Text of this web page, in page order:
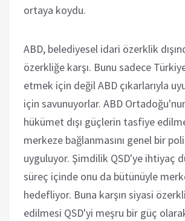
ortaya koydu.
ABD, belediyesel idari özerklik
özerkliğe karşı. Bunu sadece
etmek için değil ABD çıkarlarıyla
için savunuyorlar. ABD
hükümet dışı güçlerin tasfiye
merkeze bağlanmasını genel bir
uyguluyor. Şimdilik QSD'ye ihtiyaç
süreç içinde onu da bütünüyle
hedefliyor. Buna karşın siyasi
edilmesi QSD'yi meşru bir güç